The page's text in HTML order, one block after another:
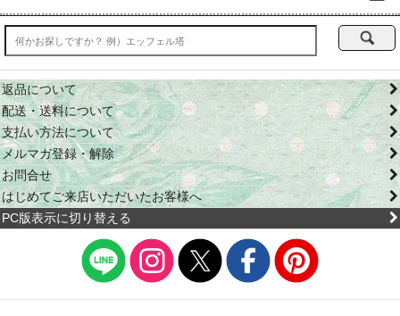
返品について
配送・送料について
支払い方法について
メルマガ登録・解除
お問合せ
はじめてご来店いただいたお客様へ
PC版表示に切り替える